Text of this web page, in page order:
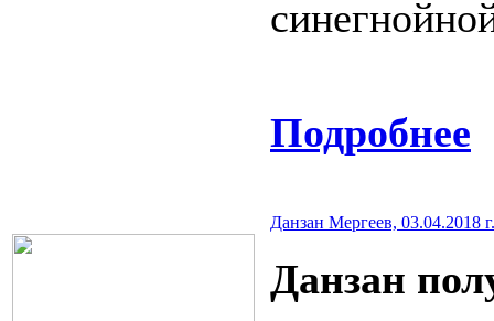
Подробнее
Данзан Мергеев, 03.04.2018
Данзан